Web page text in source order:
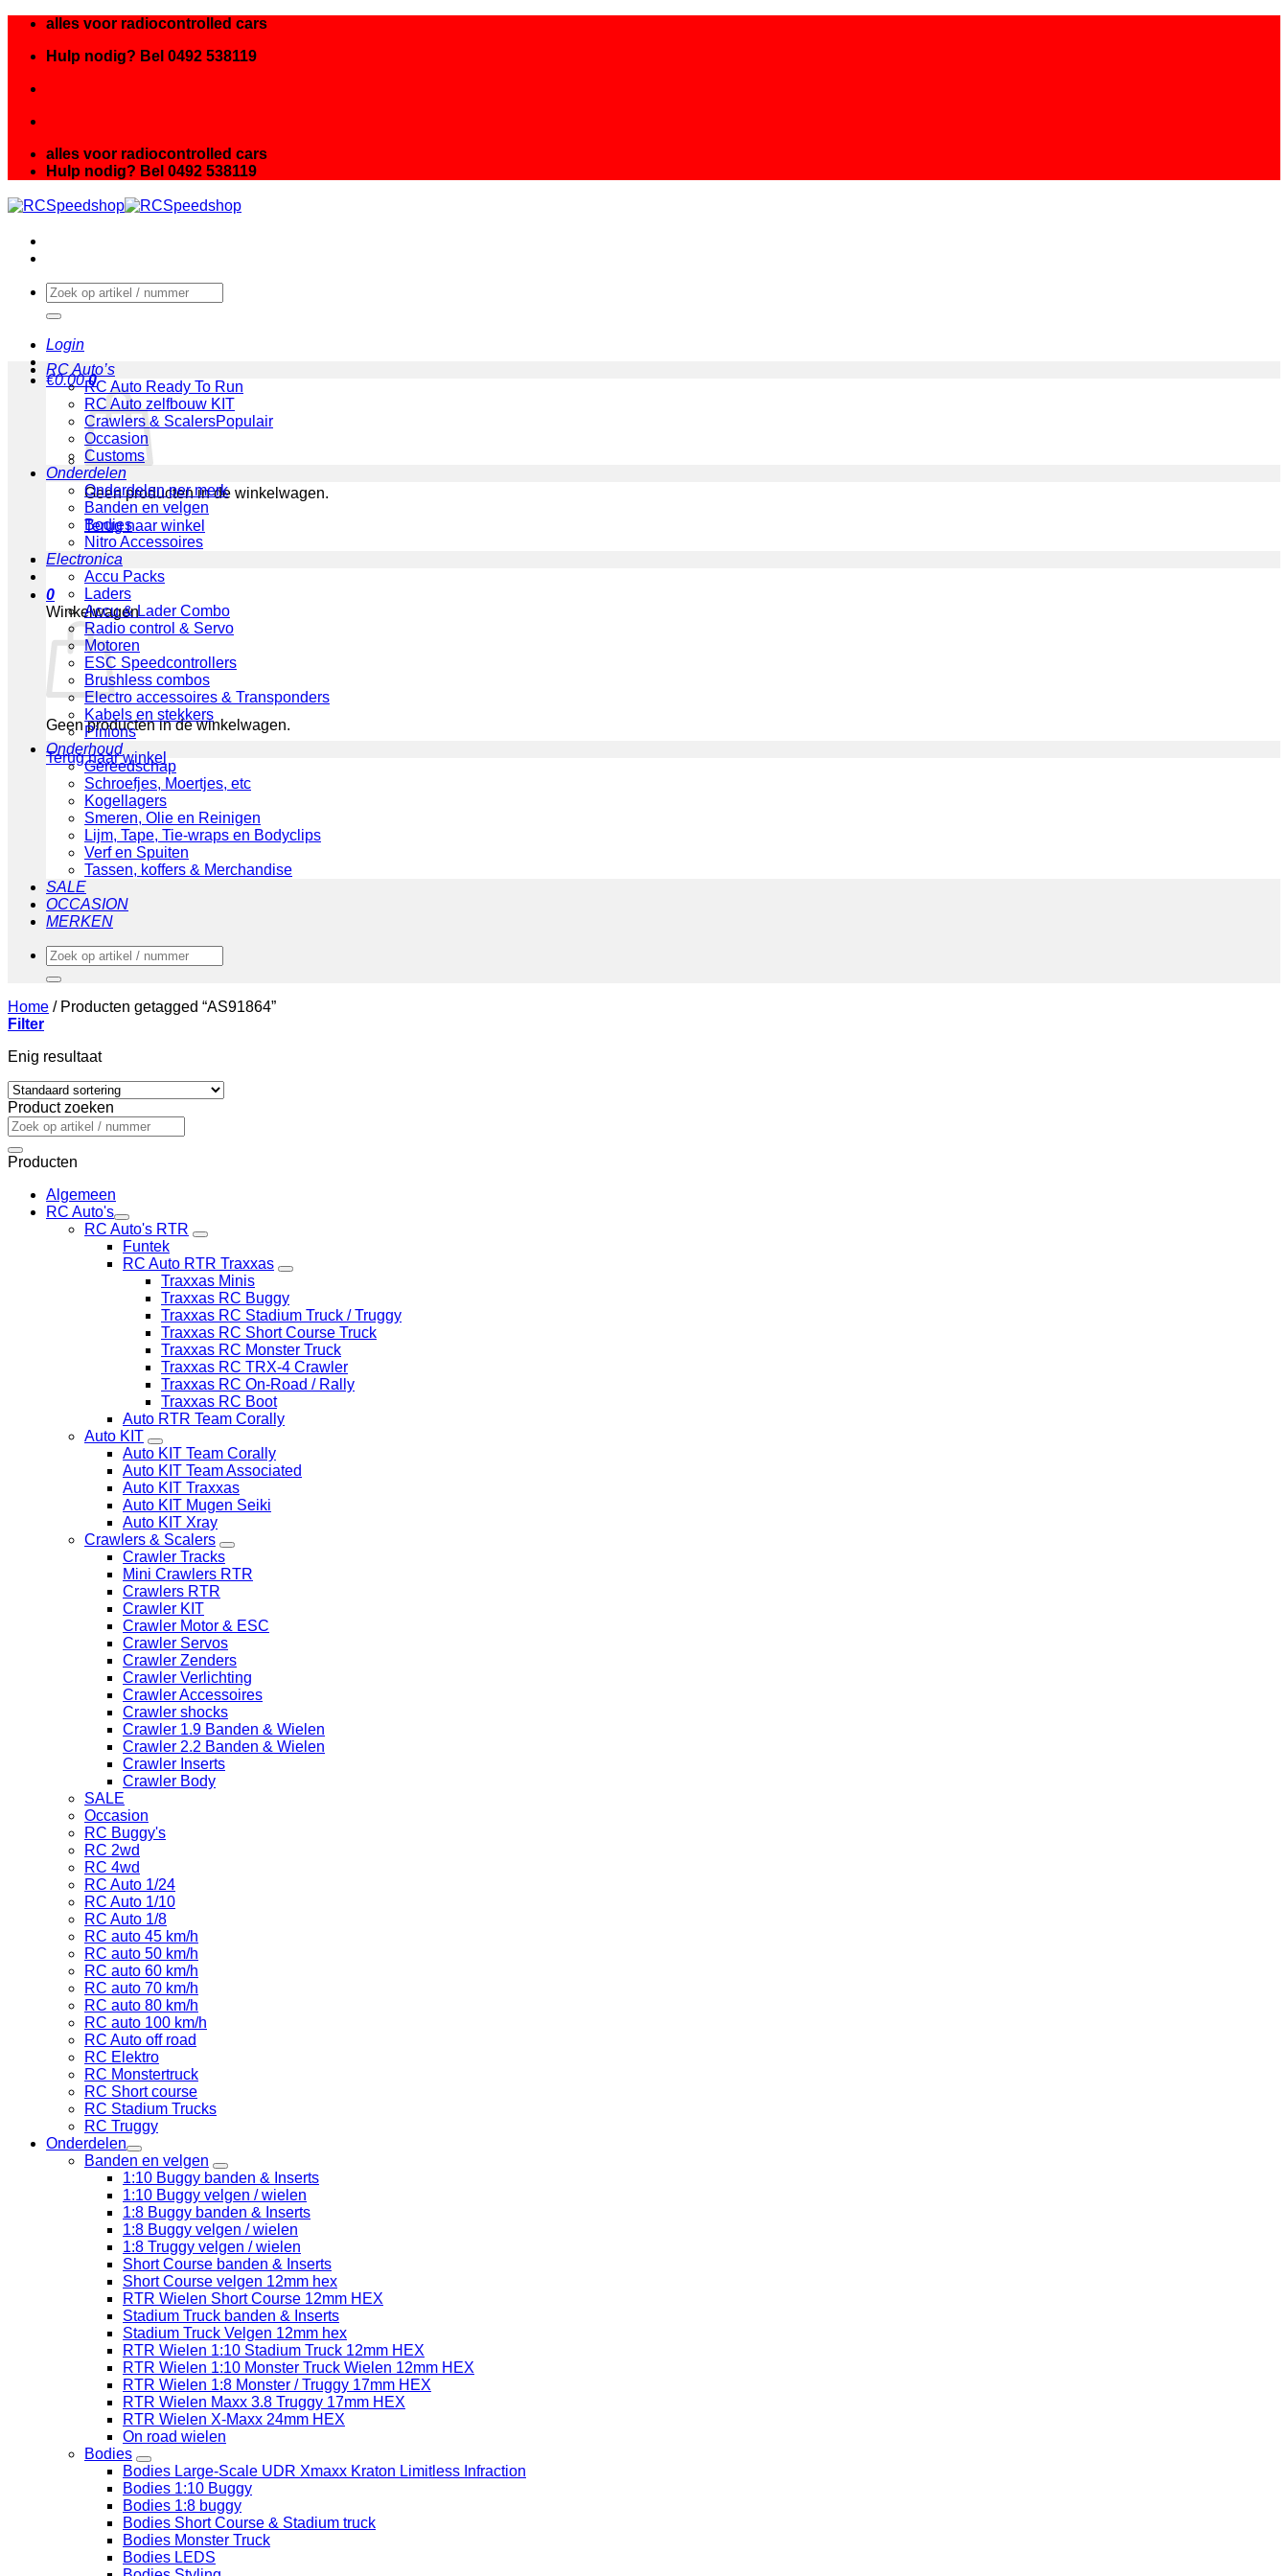
inhoud
alles voor radiocontrolled cars
Hulp nodig? Bel 0492 538119
alles voor radiocontrolled cars
Hulp nodig? Bel 0492 538119
Zoeken
naar:
Login
€0.00 0
Geen producten in de winkelwagen.
Terug naar winkel
0
Winkelwagen
Geen producten in de winkelwagen.
Terug naar winkel
RC Auto’s
RC Auto Ready To Run
RC Auto zelfbouw KIT
Crawlers & Scalers
Occasion
Customs
Onderdelen
Onderdelen per merk
Banden en velgen
Bodies
Nitro Accessoires
Electronica
Accu Packs
Laders
Accu & Lader Combo
Radio control & Servo
Motoren
ESC Speedcontrollers
Brushless combos
Electro accessoires & Transponders
Kabels en stekkers
Pinions
Onderhoud
Gereedschap
Schroefjes, Moertjes, etc
Kogellagers
Smeren, Olie en Reinigen
Lijm, Tape, Tie-wraps en Bodyclips
Verf en Spuiten
Tassen, koffers & Merchandise
SALE
OCCASION
MERKEN
Zoeken
naar:
Home /Producten getagged “AS91864”
Filter
Enig resultaat
Product zoeken
Zoeken
naar:
Producten
Algemeen
RC Auto's
RC Auto's RTR
Funtek
RC Auto RTR Traxxas
Traxxas Minis
Traxxas RC Buggy
Traxxas RC Stadium Truck / Truggy
Traxxas RC Short Course Truck
Traxxas RC Monster Truck
Traxxas RC TRX-4 Crawler
Traxxas RC On-Road / Rally
Traxxas RC Boot
Auto RTR Team Corally
Auto KIT
Auto KIT Team Corally
Auto KIT Team Associated
Auto KIT Traxxas
Auto KIT Mugen Seiki
Auto KIT Xray
Crawlers & Scalers
Crawler Tracks
Mini Crawlers RTR
Crawlers RTR
Crawler KIT
Crawler Motor & ESC
Crawler Servos
Crawler Zenders
Crawler Verlichting
Crawler Accessoires
Crawler shocks
Crawler 1.9 Banden & Wielen
Crawler 2.2 Banden & Wielen
Crawler Inserts
Crawler Body
SALE
Occasion
RC Buggy's
RC 2wd
RC 4wd
RC Auto 1/24
RC Auto 1/10
RC Auto 1/8
RC auto 45 km/h
RC auto 50 km/h
RC auto 60 km/h
RC auto 70 km/h
RC auto 80 km/h
RC auto 100 km/h
RC Auto off road
RC Elektro
RC Monstertruck
RC Short course
RC Stadium Trucks
RC Truggy
Onderdelen
Banden en velgen
1:10 Buggy banden & Inserts
1:10 Buggy velgen / wielen
1:8 Buggy banden & Inserts
1:8 Buggy velgen / wielen
1:8 Truggy velgen / wielen
Short Course banden & Inserts
Short Course velgen 12mm hex
RTR Wielen Short Course 12mm HEX
Stadium Truck banden & Inserts
Stadium Truck Velgen 12mm hex
RTR Wielen 1:10 Stadium Truck 12mm HEX
RTR Wielen 1:10 Monster Truck Wielen 12mm HEX
RTR Wielen 1:8 Monster / Truggy 17mm HEX
RTR Wielen Maxx 3.8 Truggy 17mm HEX
RTR Wielen X-Maxx 24mm HEX
On road wielen
Bodies
Bodies Large-Scale UDR Xmaxx Kraton Limitless Infraction
Bodies 1:10 Buggy
Bodies 1:8 buggy
Bodies Short Course & Stadium truck
Bodies Monster Truck
Bodies LEDS